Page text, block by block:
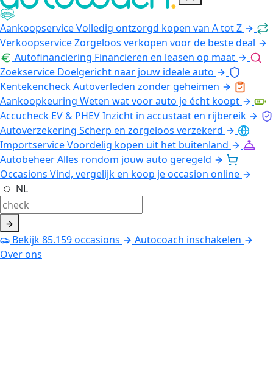
AankoopserviceVolledig ontzorgd kopen van A tot Z
VerkoopserviceZorgeloos verkopen voor de beste deal
Autofinanciering Financieren en leasen op maat
Zoekservice Doelgericht naar jouw ideale auto
KentekencheckAutoverleden zonder geheimen
Aankoopkeuring Weten wat voor auto je écht koopt
Accucheck EV & PHEVInzicht in accustaat en rijbereik
Autoverzekering Scherp en zorgeloos verzekerd
ImportserviceVoordelig kopen uit het buitenland
AutobeheerAlles rondom jouw auto geregeld
Occasions Vind, vergelijk en koop je occasion online
NL
Bekijk85.159occasions
Autocoach inschakelen
Over ons